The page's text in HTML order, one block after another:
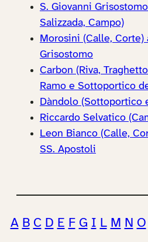
S. Giovanni
Salizzada, Campo)
Morosini (Calle, Corte)
Grisostomo
Carbon (Riva,
Ramo e Sottoportico
Dàndolo (Sottoportico
Riccardo Selvatico
Leon Bianco (Calle,
SS. Apostoli
A B C D E F G I L M N O